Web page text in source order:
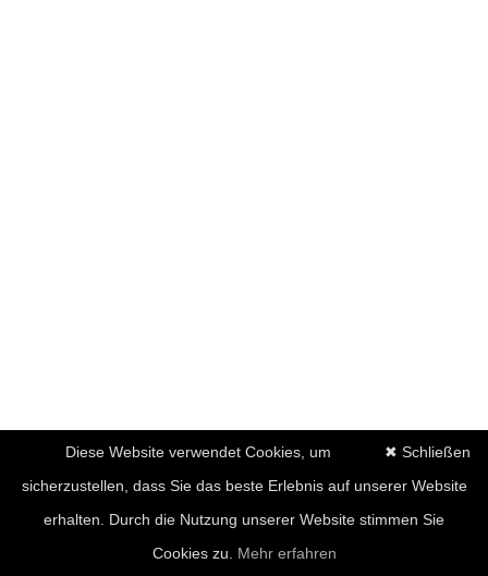
✖ Schließen
Diese Website verwendet Cookies, um
sicherzustellen, dass Sie das beste Erlebnis auf unserer Website
erhalten. Durch die Nutzung unserer Website stimmen Sie
Cookies zu. Mehr erfahren